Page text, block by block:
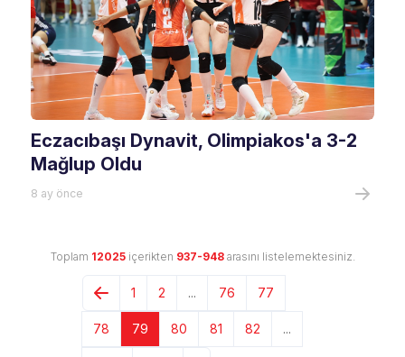
Eczacıbaşı Dynavit, Olimpiakos'a 3-2
Mağlup Oldu
8 ay önce
Toplam 12025içerikten 937-948arasını listelemektesiniz.
1 2 ... 76 77
78 79 80 81 82 ...